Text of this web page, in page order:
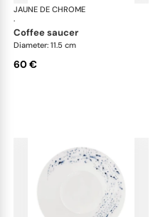
JAUNE DE CHROME
·
coffee saucer
Diameter: 11.5 cm
60 €